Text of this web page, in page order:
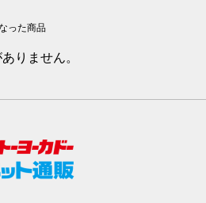
った商品
りません。